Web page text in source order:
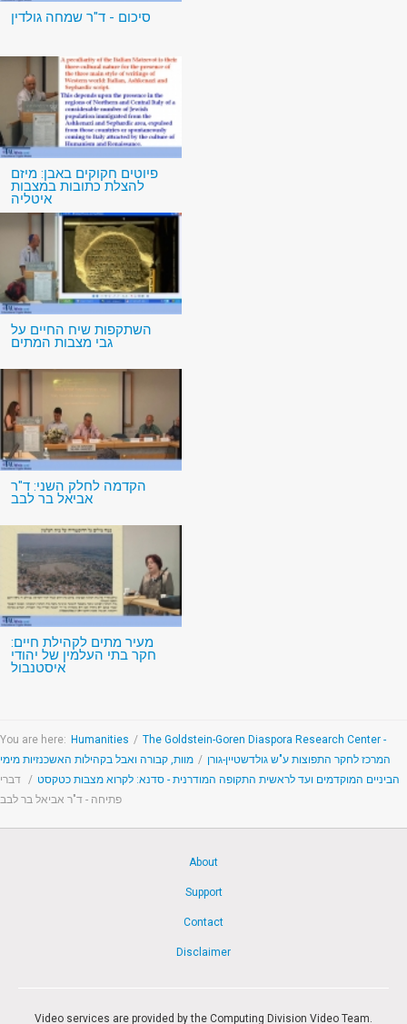
סיכום - ד"ר שמחה גולדין
פיוטים חקוקים באבן: מיזם
להצלת כתובות במצבות
איטליה
השתקפות שיח החיים על
גבי מצבות המתים
הקדמה לחלק השני: ד"ר
אביאל בר לבב
מעיר מתים לקהילת חיים:
חקר בתי העלמין של יהודי
איסטנבול
You are here: Humanities / The Goldstein-Goren Diaspora Research Center -
המרכז לחקר התפוצות ע"ש גולדשטיין-גורן / מוות, קבורה ואבל בקהילות האשכנזיות מימי
הביניים המוקדמים ועד לראשית התקופה המודרנית - סדנא: לקרוא מצבות כטקסט / דברי
פתיחה - ד"ר אביאל בר לבב
About
Support
Contact
Disclaimer
Video services are provided by the Computing Division Video Team.